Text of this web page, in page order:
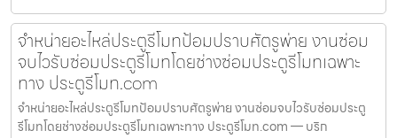
จำหน่ายอะไหล่ประตูรีโมทป้อมปราบศัตรูพ่าย งานซ่อม
จบไวรับซ่อมประตูรีโมทโดยช่างซ่อมประตูรีโมทเฉพาะ
ทาง ประตูรีโมท.com
จำหน่ายอะไหล่ประตูรีโมทป้อมปราบศัตรูพ่าย งานซ่อมจบไวรับซ่อมประตู
รีโมทโดยช่างซ่อมประตูรีโมทเฉพาะทาง ประตูรีโมท.com — บริก